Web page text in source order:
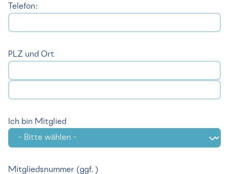
Telefon:
PLZ und Ort
Ich bin Mitglied
Mitgliedsnummer (ggf. )